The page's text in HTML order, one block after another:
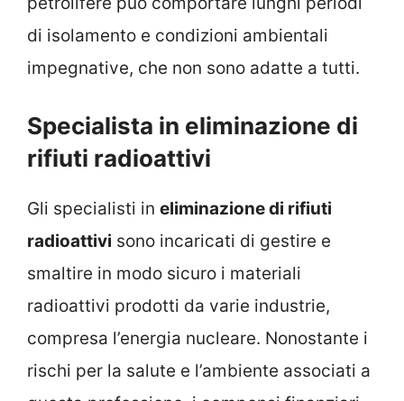
di isolamento e condizioni ambientali
impegnative, che non sono adatte a tutti.
Specialista in eliminazione di
rifiuti radioattivi
Gli specialisti in eliminazione di rifiuti
radioattivi sono incaricati di gestire e
smaltire in modo sicuro i materiali
radioattivi prodotti da varie industrie,
compresa l’energia nucleare. Nonostante i
rischi per la salute e l’ambiente associati a